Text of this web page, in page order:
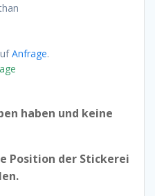
Anfrage.
haben und keine
Position der Stickerei